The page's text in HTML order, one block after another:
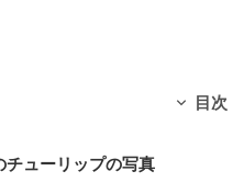
目次
チューリップの写真